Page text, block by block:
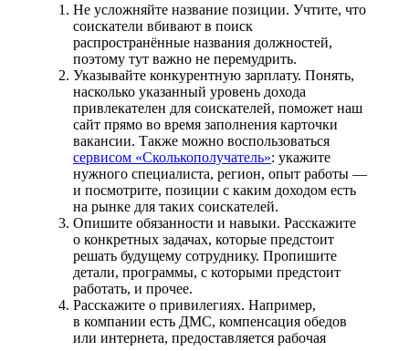
Не усложняйте название позиции. Учтите, что
соискатели вбивают в поиск
распространённые названия должностей,
поэтому тут важно не перемудрить.
Указывайте конкурентную зарплату. Понять,
насколько указанный уровень дохода
привлекателен для соискателей, поможет наш
сайт прямо во время заполнения карточки
вакансии. Также можно воспользоваться
сервисом «Сколькополучатель»: укажите
нужного специалиста, регион, опыт работы —
и посмотрите, позиции с каким доходом есть
на рынке для таких соискателей.
Опишите обязанности и навыки. Расскажите
о конкретных задачах, которые предстоит
решать будущему сотруднику. Пропишите
детали, программы, с которыми предстоит
работать, и прочее.
Расскажите о привилегиях. Например,
в компании есть ДМС, компенсация обедов
или интернета, предоставляется рабочая